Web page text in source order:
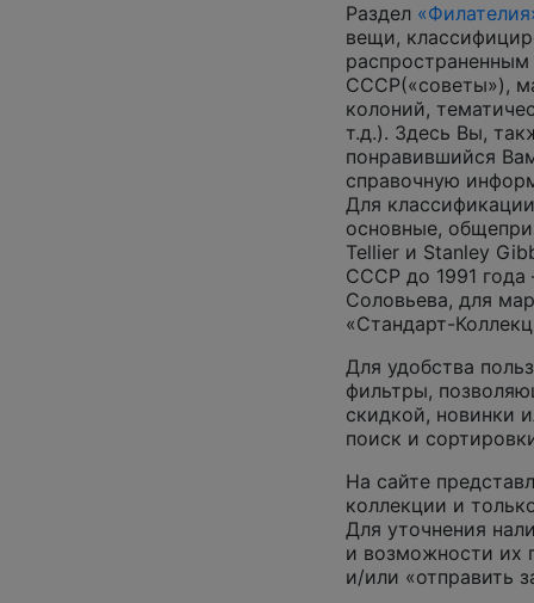
Раздел
вещи,
СССР(«советы»),
колоний,
т.д.). Здесь Вы,
понравившийся
справочную
Для
основные,
Tellier и Stanley
СССР до 1991
Соловьева, для
«Стандарт-
Для удобства
фильтры,
скидкой, новинки
поиск и
На сайте
коллекции и
Для уточнения
и возможности их
и/или «отправить